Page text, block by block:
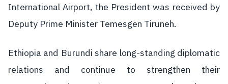
International Airport, the President was received by
Deputy Prime Minister Temesgen Tiruneh.
Ethiopia and Burundi share long-standing diplomatic
relations and continue to strengthen their